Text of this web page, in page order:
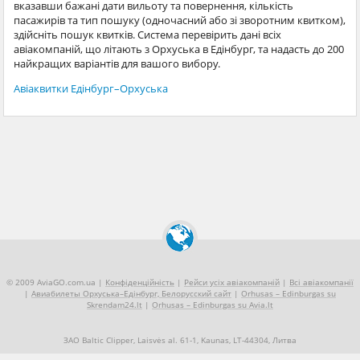
вказавши бажані дати вильоту та повернення, кількість
пасажирів та тип пошуку (одночасний або зі зворотним квитком),
здійсніть пошук квитків. Система перевірить дані всіх
авіакомпаній, що літають з Орхуська в Едінбург, та надасть до 200
найкращих варіантів для вашого вибору.
Авіаквитки Едінбург–Орхуська
© 2009 AviaGO.com.ua | Конфіденційність | Рейси усіх авіакомпаній | Всі авіакомпанії
| Авиабилеты Орхуська–Едінбург, Белорусский сайт | Orhusas – Edinburgas su
Skrendam24.lt | Orhusas – Edinburgas su Avia.lt
ЗАО Baltic Clipper, Laisvės al. 61-1, Kaunas, LT-44304, Литва